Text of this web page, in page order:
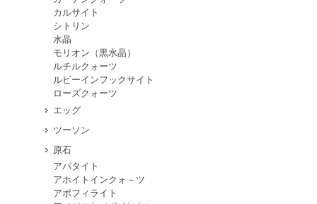
カルサイト
シトリン
水晶
モリオン（黒水晶）
ルチルクォーツ
ルビーインフックサイト
ローズクォーツ
エッグ
ツーソン
原石
アパタイト
アホイトインクォ－ツ
アポフィライト